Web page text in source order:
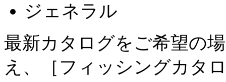
ジェネラル
最新カタログをご希望の
え、［フィッシングカタ